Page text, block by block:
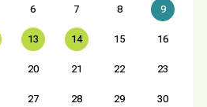
6 7 8
9
13 14 15
16
20 21 22
23
27 28 29
30